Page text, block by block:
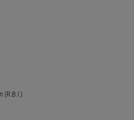
(R.B.I.)